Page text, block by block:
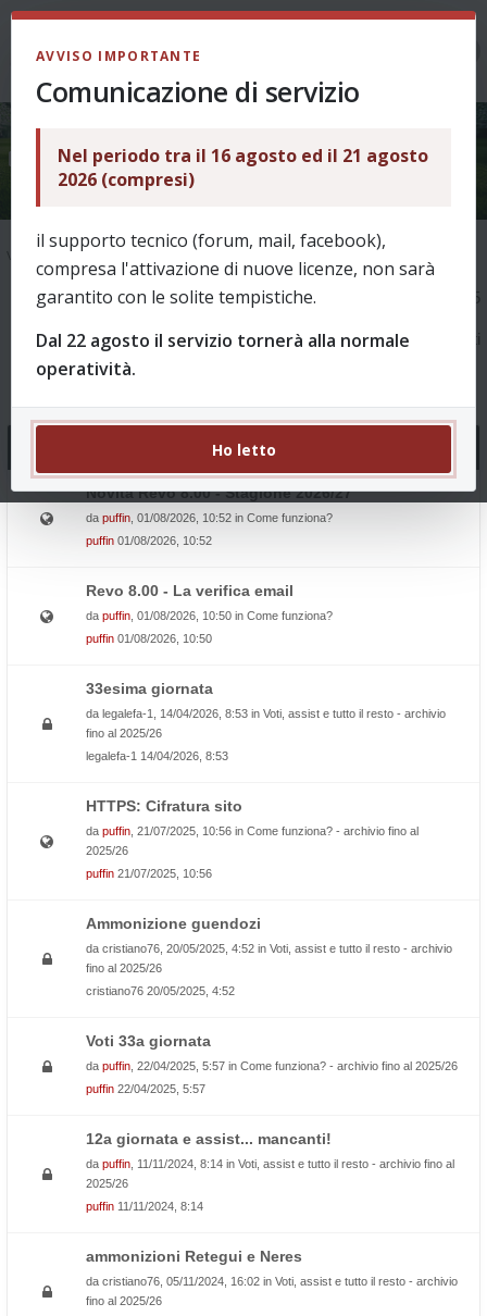
Argomenti senza risposta
Vai alla ricerca avanzata
1 2 3 4 5 6 La ricerca ha trovato 145
risultati
Novità Revo 8.00 - Stagione 2026/27
da puffin , 01/08/2026, 10:52 in Come funziona?
puffin 01/08/2026, 10:52
Revo 8.00 - La verifica email
da puffin , 01/08/2026, 10:50 in Come funziona?
puffin 01/08/2026, 10:50
33esima giornata
da legalefa-1 , 14/04/2026, 8:53 in Voti, assist e tutto il resto - archivio
fino al 2025/26
legalefa-1 14/04/2026, 8:53
HTTPS: Cifratura sito
da puffin , 21/07/2025, 10:56 in Come funziona? - archivio fino al
2025/26
puffin 21/07/2025, 10:56
Ammonizione guendozi
da cristiano76 , 20/05/2025, 4:52 in Voti, assist e tutto il resto - archivio
fino al 2025/26
cristiano76 20/05/2025, 4:52
Voti 33a giornata
da puffin , 22/04/2025, 5:57 in Come funziona? - archivio fino al 2025/26
puffin 22/04/2025, 5:57
12a giornata e assist... mancanti!
da puffin , 11/11/2024, 8:14 in Voti, assist e tutto il resto - archivio fino al
2025/26
puffin 11/11/2024, 8:14
ammonizioni Retegui e Neres
da cristiano76 , 05/11/2024, 16:02 in Voti, assist e tutto il resto - archivio
fino al 2025/26
AVVISO IMPORTANTE
Comunicazione di servizio
Nel periodo tra il 16 agosto ed il 21 agosto
2026 (compresi)
il supporto tecnico (forum, mail, facebook),
compresa l'attivazione di nuove licenze, non sarà
garantito con le solite tempistiche.
Dal 22 agosto il servizio tornerà alla normale
operatività.
Ho letto